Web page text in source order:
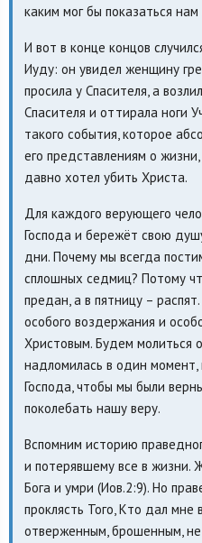
каким мог бы показаться нам
И вот в конце концов
Иуду: он увидел женщину
просила у Спасителя, а
Спасителя и оттирала ноги
такого события, которое
его представлениям о
давно хотел убить Христа.
Для каждого верующего
Господа и бережёт свою
дни. Почему мы всегда
сплошных седмиц? Потому
предан, а в пятницу –
особого воздержания и
Христовым. Будем молиться
надломилась в один
Господа, чтобы мы были
поколебать нашу веру.
Вспомним историю
и потерявшему все в жизни.
Бога и умри (Иов.2:9). Но
проклясть Того, Кто дал мне
отверженным, брошенным,